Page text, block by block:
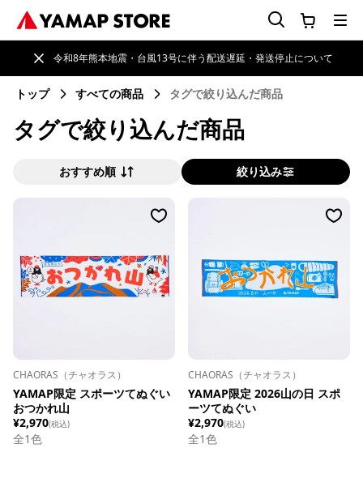
令和8年熊本地震・台風13号に伴う配送遅延・発送停止について
トップ すべての商品 タグで絞り込んだ商品
タグで絞り込んだ商品
おすすめ順 絞り込み
CHAORAS（チャオラス）
YAMAP限定 スポーツてぬぐい
おつかれ山
¥2,970(税込)
全1色
CHAORAS（チャオラス）
YAMAP限定 2026山の日 スポ
ーツてぬぐい
¥2,970(税込)
全1色